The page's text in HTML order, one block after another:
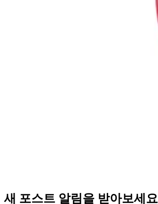
새 포스트 알림을 받아보세요